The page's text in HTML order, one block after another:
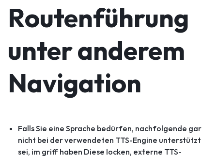
Routenführung
unter anderem
Navigation
Falls Sie eine Sprache bedürfen, nachfolgende gar
nicht bei der verwendeten TTS-Engine unterstützt
sei, im griff haben Diese locken, externe TTS-